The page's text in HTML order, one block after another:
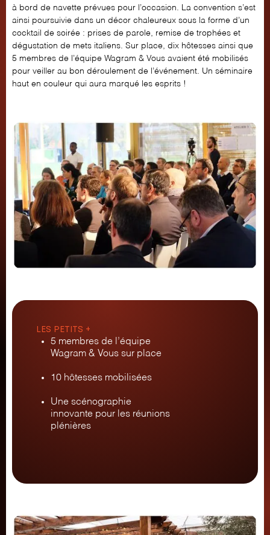
à bord de navette prévues pour l’occasion. La convention s’est
ainsi poursuivie dans un décor chaleureux sous la forme d’un
cocktail de soirée : prises de parole, remise de trophées et
dégustation de mets italiens. Sur place, dix hôtesses ainsi que
5 membres de l’équipe Wagram & Vous avaient été mobilisés
pour veiller au bon déroulement de l’événement. ​Un séminaire
haut en couleur qui aura marqué les esprits !
LES PETITS +
5 membres de l’équipe
Wagram & Vous sur place
10 hôtesses mobilisées
Une scénographie
innovante pour les réunions
plénières